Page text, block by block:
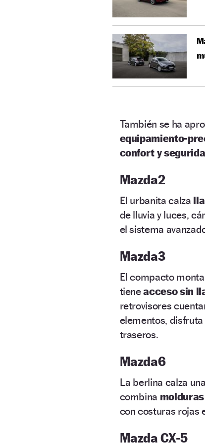
También se ha
equipamiento-
confort y
Mazda2
El urbanita calza
de lluvia y luces,
el sistema
Mazda3
El compacto monta
tieneacceso sin
retrovisores
elementos,
traseros.
Mazda6
La berlina calza
combina
con costuras rojas
Mazda CX-5